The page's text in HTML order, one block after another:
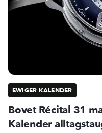
EWIGER KALENDER
Bovet Récital 31
Kalender